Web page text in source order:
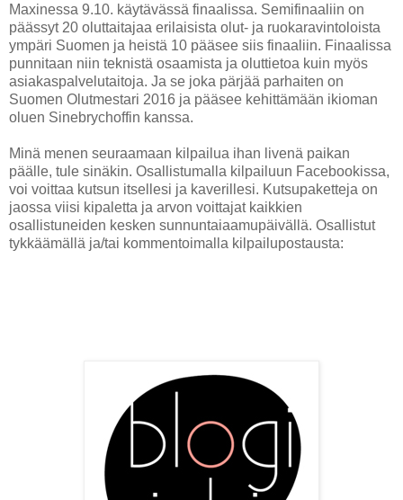
Maxinessa 9.10. käytävässä finaalissa. Semifinaaliin on
päässyt 20 oluttaitajaa erilaisista olut- ja ruokaravintoloista
ympäri Suomen ja heistä 10 pääsee siis finaaliin. Finaalissa
punnitaan niin teknistä osaamista ja oluttietoa kuin myös
asiakaspalvelutaitoja. Ja se joka pärjää parhaiten on
Suomen Olutmestari 2016 ja pääsee kehittämään ikioman
oluen Sinebrychoffin kanssa.
Minä menen seuraamaan kilpailua ihan livenä paikan
päälle, tule sinäkin. Osallistumalla kilpailuun Facebookissa,
voi voittaa kutsun itsellesi ja kaverillesi. Kutsupaketteja on
jaossa viisi kipaletta ja arvon voittajat kaikkien
osallistuneiden kesken sunnuntaiaamupäivällä. Osallistut
tykkäämällä ja/tai kommentoimalla kilpailupostausta: